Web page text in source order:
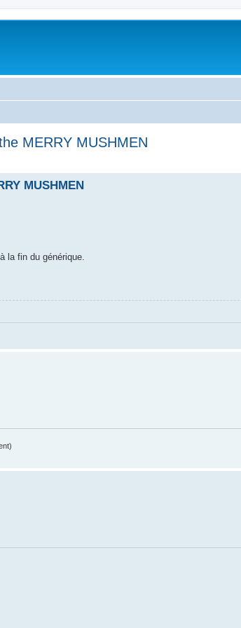
MERRY MUSHMEN
MUSHMEN
la fin du générique.